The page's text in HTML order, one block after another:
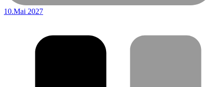
10.Mai 2027